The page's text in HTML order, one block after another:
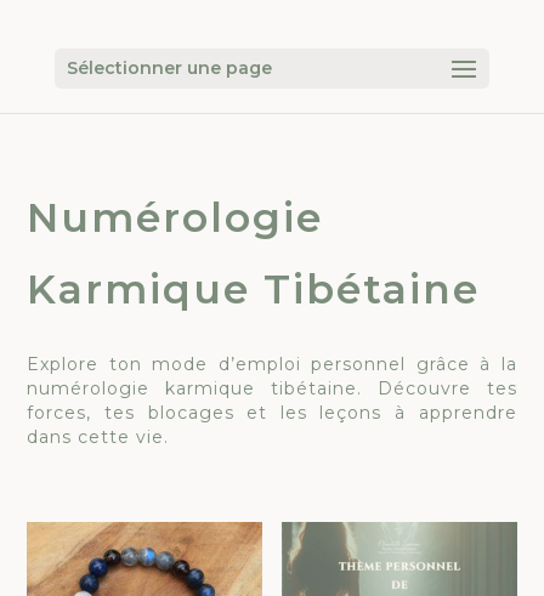
Sélectionner une page
Numérologie
Karmique Tibétaine
Explore ton mode d’emploi personnel grâce à la
numérologie karmique tibétaine. Découvre tes
forces, tes blocages et les leçons à apprendre
dans cette vie.